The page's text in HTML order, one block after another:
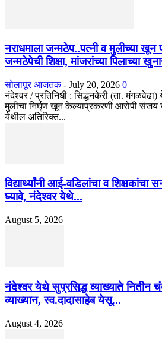
नराधमाला जन्मठेप..पत्नी व मुलीच्या
जन्मठेपेची शिक्षा, मांजरांच्या पिलाच्या
सोलापूर आजतक - July 20, 2026 0
नंदेश्वर / प्रतिनिधी : सिद्धनकेरी (ता.
मुलीचा निर्घृण खून केल्याप्रकरणी आरोपी संजय
येथील अतिरिक्त...
विद्यार्थ्यांनी आई-वडिलांचा व शिक्षकांचा
घ्यावे, नंदेश्वर येथे...
August 5, 2026
नंदेश्वर येथे सुप्रसिद्ध व्याख्याते नितीन
व्याख्यान, स्व.दादासाहेब येसू...
August 4, 2026